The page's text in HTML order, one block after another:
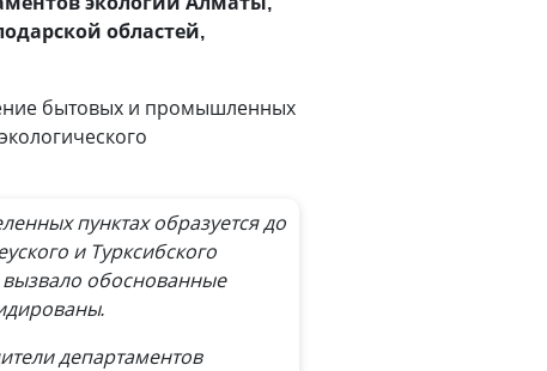
областей,
бытовых и промышленных
пунктах образуется до
и Турксибского
обоснованные
департаментов